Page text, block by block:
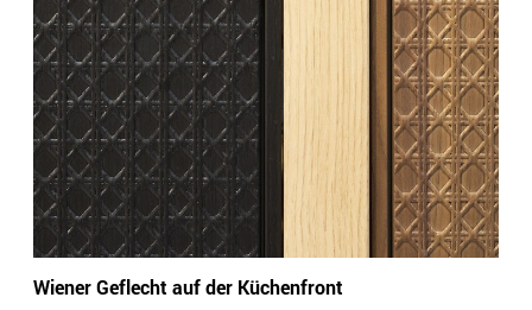
Wiener Geflecht auf der Küchenfront